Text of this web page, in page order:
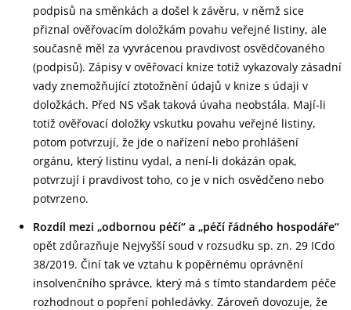
podpisů na směnkách a došel k závěru, v němž sice
přiznal ověřovacím doložkám povahu veřejné listiny, ale
současně měl za vyvrácenou pravdivost osvědčovaného
(podpisů). Zápisy v ověřovací knize totiž vykazovaly zásadní
vady znemožňující ztotožnění údajů v knize s údaji v
doložkách. Před NS však taková úvaha neobstála. Mají-li
totiž ověřovací doložky vskutku povahu veřejné listiny,
potom potvrzují, že jde o nařízení nebo prohlášení
orgánu, který listinu vydal, a není-li dokázán opak,
potvrzují i pravdivost toho, co je v nich osvědčeno nebo
potvrzeno.
Rozdíl mezi „odbornou péčí“ a „péčí řádného hospodáře“
opět zdůrazňuje Nejvyšší soud v rozsudku sp. zn. 29 ICdo
38/2019. Činí tak ve vztahu k popěrnému oprávnění
insolvenčního správce, který má s tímto standardem péče
rozhodnout o popření pohledávky. Zároveň dovozuje, že